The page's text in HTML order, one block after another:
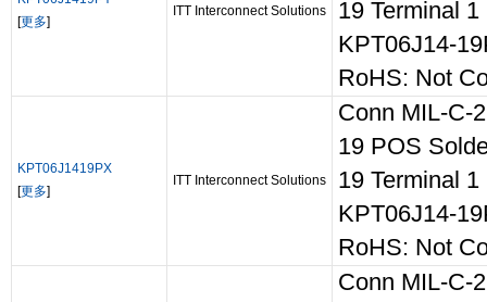
[更多]
ITT Interconnect Solutions
19 Terminal
KPT06J14-
RoHS: Not
KPT06J1419PX
[更多]
ITT Interconnect Solutions
Conn MIL-C-
19 POS
19 Terminal
KPT06J14-
RoHS: Not
Conn MIL-C-